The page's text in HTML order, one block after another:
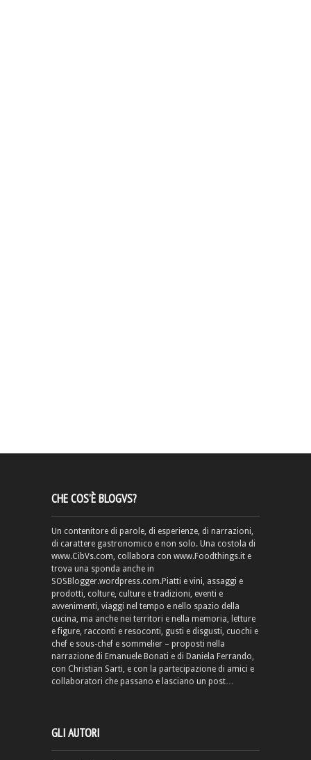
CHE COS’È BLOGVS?
Un contenitore di parole, di esperienze, di narrazioni,
di carattere gastronomico e non solo. Una costola di
www.CibVs.com, collabora con www.Foodthings.it e
trova una sponda anche in
SOSBlogger.wordpress.com.Piatti e vini, assaggi e
prodotti, colture, culture e tradizioni, eventi e
avvenimenti, viaggi nel tempo e nello spazio della
cucina, ma anche nei territori e nella memoria, letture
e figure, racconti e resoconti, gusti e disgusti, cuochi e
chef e sous-chef e sommelier – proposti nella
narrazione di Emanuele Bonati e di Daniela Ferrando,
con Christian Sarti, e con la partecipazione di amici e
collaboratori che passano e lasciano un post…
GLI AUTORI